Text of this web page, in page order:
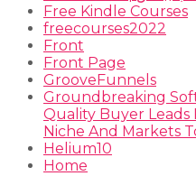
Free Kindle Courses
freecourses2022
Front
Front Page
GrooveFunnels
Groundbreaking
Quality Buyer Leads
Niche And Markets
Helium10
Home